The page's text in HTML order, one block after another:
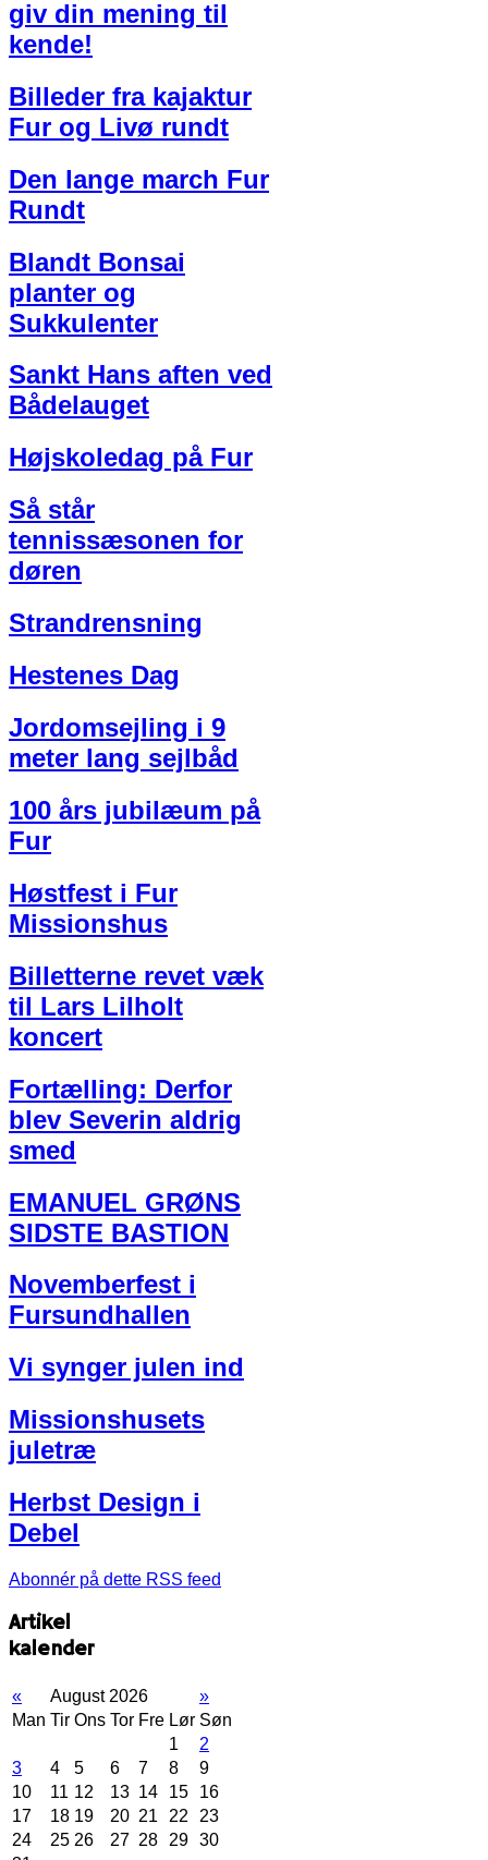
giv din mening til
kende!
Billeder fra kajaktur
Fur og Livø rundt
Den lange march Fur
Rundt
Blandt Bonsai
planter og
Sukkulenter
Sankt Hans aften ved
Bådelauget
Højskoledag på Fur
Så står
tennissæsonen for
døren
Strandrensning
Hestenes Dag
Jordomsejling i 9
meter lang sejlbåd
100 års jubilæum på
Fur
Høstfest i Fur
Missionshus
Billetterne revet væk
til Lars Lilholt
koncert
Fortælling: Derfor
blev Severin aldrig
smed
EMANUEL GRØNS
SIDSTE BASTION
Novemberfest i
Fursundhallen
Vi synger julen ind
Missionshusets
juletræ
Herbst Design i
Debel
Abonnér på dette RSS feed
Artikel
kalender
« August 2026
»
Man Tir Ons Tor Fre Lør Søn
1
2
3
4 5 6 7 8
9
10
11 12 13 14 15
16
17
18 19 20 21 22
23
24
25 26 27 28 29 30